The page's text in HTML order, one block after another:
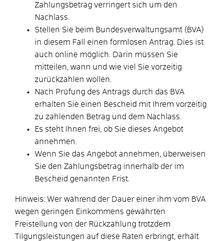
Zahlungsbetrag verringert sich um den
Nachlass.
Stellen Sie beim Bundesverwaltungsamt (BVA)
in diesem Fall einen formlosen Antrag. Dies ist
auch online möglich. Darin müssen Sie
mitteilen, wann und wie viel Sie vorzeitig
zurückzahlen wollen.
Nach Prüfung des Antrags durch das BVA
erhalten Sie einen Bescheid mit Ihrem vorzeitig
zu zahlenden Betrag und dem Nachlass.
Es steht Ihnen frei, ob Sie dieses Angebot
annehmen.
Wenn Sie das Angebot annehmen, überweisen
Sie den Zahlungsbetrag innerhalb der im
Bescheid genannten Frist.
Hinweis: Wer während der Dauer einer ihm vom BVA
wegen geringen Einkommens gewährten
Freistellung von der Rückzahlung trotzdem
Tilgungsleistungen auf diese Raten erbringt, erhält